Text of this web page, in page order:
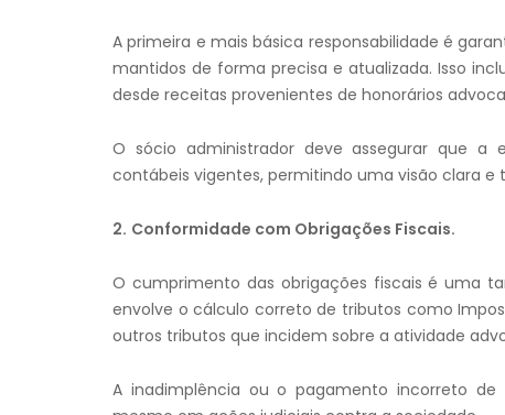
A primeira e mais básica responsabilidade é
mantidos de forma precisa e atualizada. Isso
desde receitas provenientes de honorários
O sócio administrador deve assegurar que a
contábeis vigentes, permitindo uma visão clara
2. Conformidade com Obrigações Fiscais.
O cumprimento das obrigações fiscais é uma
envolve o cálculo correto de tributos como
outros tributos que incidem sobre a atividade
A inadimplência ou o pagamento incorreto